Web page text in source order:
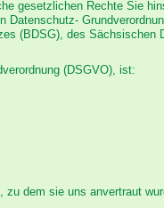
gesetzlichen Rechte Sie
(BDSG), des Sächsischen
(DSGVO), ist:
zu dem sie uns anvertraut